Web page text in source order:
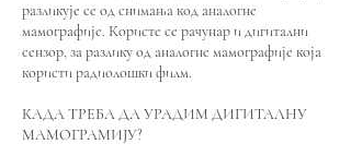
разликује се од снимања код аналогне
мамографије. Користе се рачунар и дигитални
сензор, за разлику од аналогне мамографије која
користи радиолошки филм.
КАДА ТРЕБА ДА УРАДИМ ДИГИТАЛНУ
МАМОГРАМИЈУ?